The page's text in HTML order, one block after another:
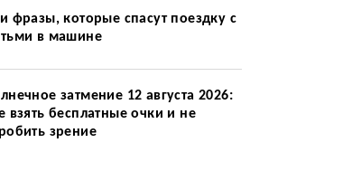
фразы, которые спасут поездку с
в машине
затмение 12 августа 2026:
взять бесплатные очки и не
зрение